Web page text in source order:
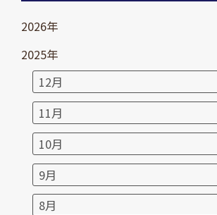
2026年
2025年
12月
11月
10月
9月
8月